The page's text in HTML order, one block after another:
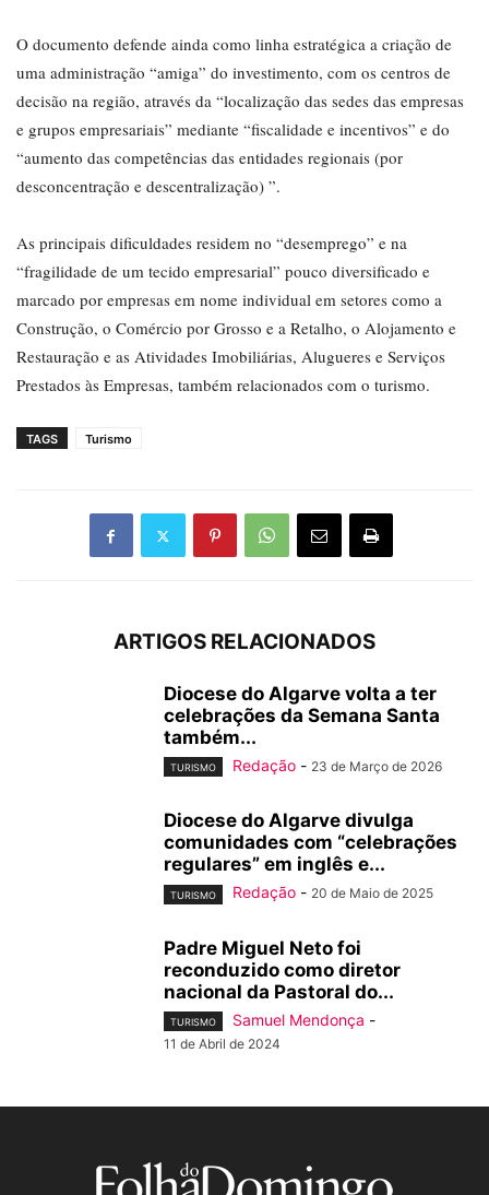
O documento defende ainda como linha estratégica a criação de
uma administração “amiga” do investimento, com os centros de
decisão na região, através da “localização das sedes das empresas
e grupos empresariais” mediante “fiscalidade e incentivos” e do
“aumento das competências das entidades regionais (por
desconcentração e descentralização) ”.
As principais dificuldades residem no “desemprego” e na
“fragilidade de um tecido empresarial” pouco diversificado e
marcado por empresas em nome individual em setores como a
Construção, o Comércio por Grosso e a Retalho, o Alojamento e
Restauração e as Atividades Imobiliárias, Alugueres e Serviços
Prestados às Empresas, também relacionados com o turismo.
TAGS Turismo
ARTIGOS RELACIONADOS
Diocese do Algarve volta a ter
celebrações da Semana Santa
também...
TURISMO Redação - 23 de Março de 2026
Diocese do Algarve divulga
comunidades com “celebrações
regulares” em inglês e...
TURISMO Redação - 20 de Maio de 2025
Padre Miguel Neto foi
reconduzido como diretor
nacional da Pastoral do...
TURISMO Samuel Mendonça -
11 de Abril de 2024